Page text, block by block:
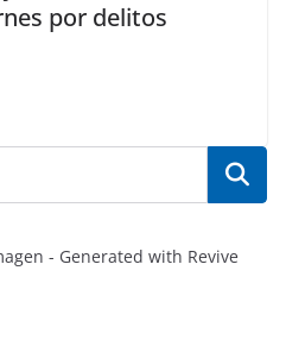
por delitos
- Generated with Revive